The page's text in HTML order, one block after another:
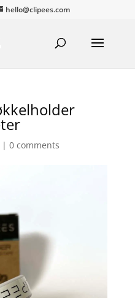
hello@clipees.com
0 comments